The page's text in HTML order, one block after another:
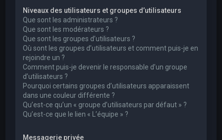
Niveaux des utilisateurs et groupes d’utilisateurs
Que sont les administrateurs ?
Que sont les modérateurs ?
Que sont les groupes d’utilisateurs ?
Où sont les groupes d’utilisateurs et comment puis-je en
rejoindre un ?
Comment puis-je devenir le responsable d’un groupe
d’utilisateurs ?
Pourquoi certains groupes d’utilisateurs apparaissent
dans une couleur différente ?
Qu’est-ce qu’un « groupe d’utilisateurs par défaut » ?
Qu’est-ce que le lien « L’équipe » ?
Messagerie privée